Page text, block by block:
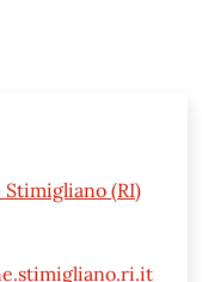
Stimigliano (RI)